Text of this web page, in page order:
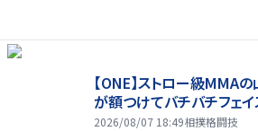
【ONE】ストロー級MMA
が額つけてバチバチフェイ
2026/08/07 18:49相撲格闘技